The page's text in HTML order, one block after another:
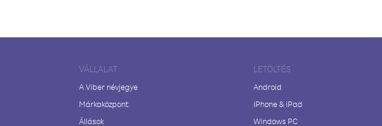
VÁLLALAT
A Viber névjegye
Márkaközpont
Állások
LETÖLTÉS
Android
iPhone & iPad
Windows PC